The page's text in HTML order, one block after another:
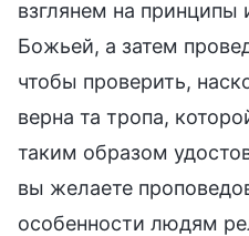
взглянем на
Божьей, а затем
чтобы проверить,
верна та тропа,
таким образом
вы желаете
особенности людям